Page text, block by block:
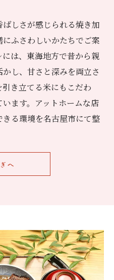
しさが感じられる焼き加
ふさわしいかたちでご案
は、東海地方で昔から親
し、甘さと深みを両立さ
き立てる米にもこだわ
ます。アットホームな店
る環境を名古屋市にて整
へ